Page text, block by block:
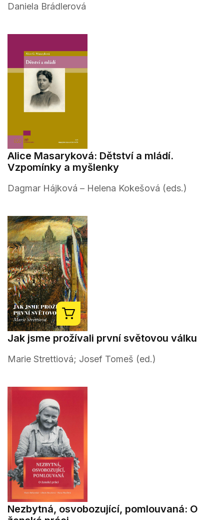
Daniela Brádlerová
Alice Masaryková: Dětství a mládí.
Vzpomínky a myšlenky
Dagmar Hájková – Helena Kokešová (eds.)
Jak jsme prožívali první světovou válku
Marie Strettiová; Josef Tomeš (ed.)
Nezbytná, osvobozující, pomlouvaná: O